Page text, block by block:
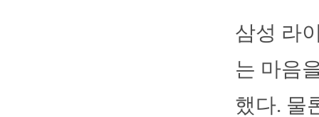
삼성 라
는 마음
했다. 물